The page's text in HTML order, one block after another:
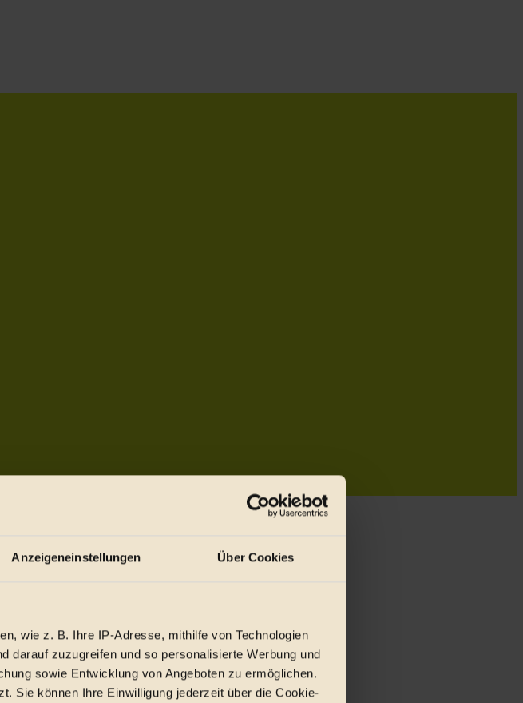
Anzeigeneinstellungen Über Cookies
wie z. B. Ihre IP-Adresse, mithilfe von Technologien
darauf zuzugreifen und so personalisierte Werbung und
sowie Entwicklung von Angeboten zu ermöglichen.
Sie können Ihre Einwilligung jederzeit über die Cookie-